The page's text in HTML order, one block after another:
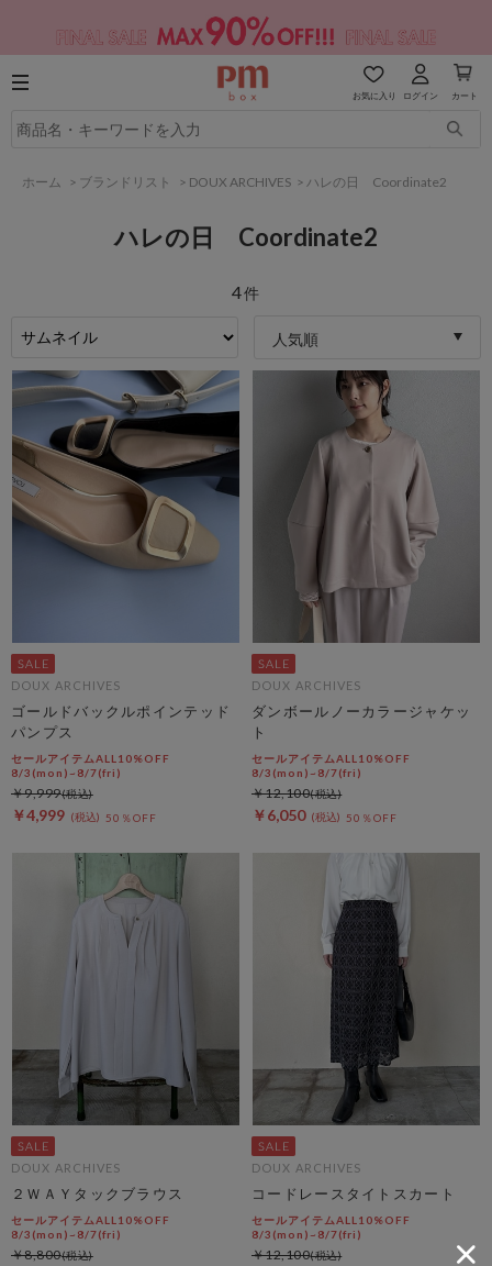
お気に入り ログイン カート
ホーム > ブランドリスト > DOUX ARCHIVES > ハレの日 Coordinate2
ハレの日 Coordinate2
4件
人気順
DOUX ARCHIVES
ゴールドバックルポインテッド
パンプス
セールアイテムALL10%OFF
8/3(mon)~8/7(fri)
￥4,999 50％OFF
￥9,999
DOUX ARCHIVES
ダンボールノーカラージャケッ
ト
セールアイテムALL10%OFF
8/3(mon)~8/7(fri)
￥6,050 50％OFF
￥12,100
DOUX ARCHIVES
２ＷＡＹタックブラウス
セールアイテムALL10%OFF
8/3(mon)~8/7(fri)
￥8,800
DOUX ARCHIVES
コードレースタイトスカート
セールアイテムALL10%OFF
8/3(mon)~8/7(fri)
￥12,100